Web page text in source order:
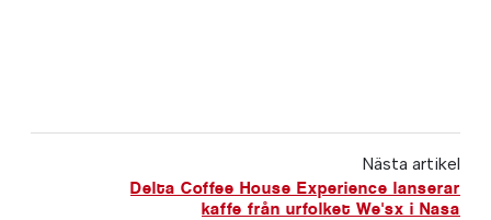
Nästa artikel
Delta Coffee House Experience lanserar
kaffe från urfolket We'sx i Nasa